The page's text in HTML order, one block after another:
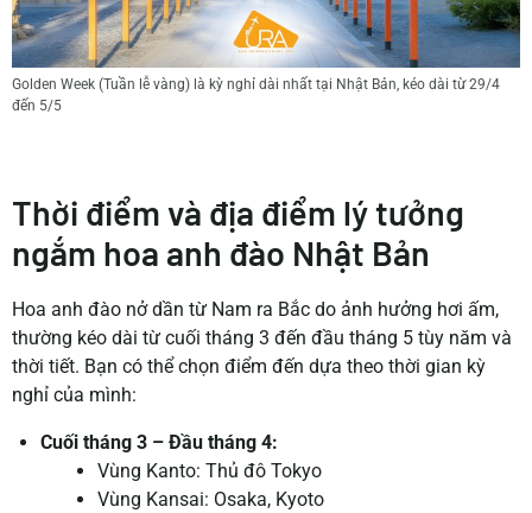
Golden Week (Tuần lễ vàng) là kỳ nghỉ dài nhất tại Nhật Bản, kéo dài từ 29/4
đến 5/5
Thời điểm và địa điểm lý tưởng
ngắm hoa anh đào Nhật Bản
Hoa anh đào nở dần từ Nam ra Bắc do ảnh hưởng hơi ấm,
thường kéo dài từ cuối tháng 3 đến đầu tháng 5 tùy năm và
thời tiết. Bạn có thể chọn điểm đến dựa theo thời gian kỳ
nghỉ của mình:
Cuối tháng 3 – Đầu tháng 4:
Vùng Kanto: Thủ đô Tokyo
Vùng Kansai: Osaka, Kyoto